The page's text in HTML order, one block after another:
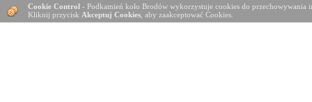
Cookie Control - Podkamień koło Brodów wykorzystuje cookies do
Kliknij przycisk Akceptuj Cookies , aby zaakceptować Cookies.